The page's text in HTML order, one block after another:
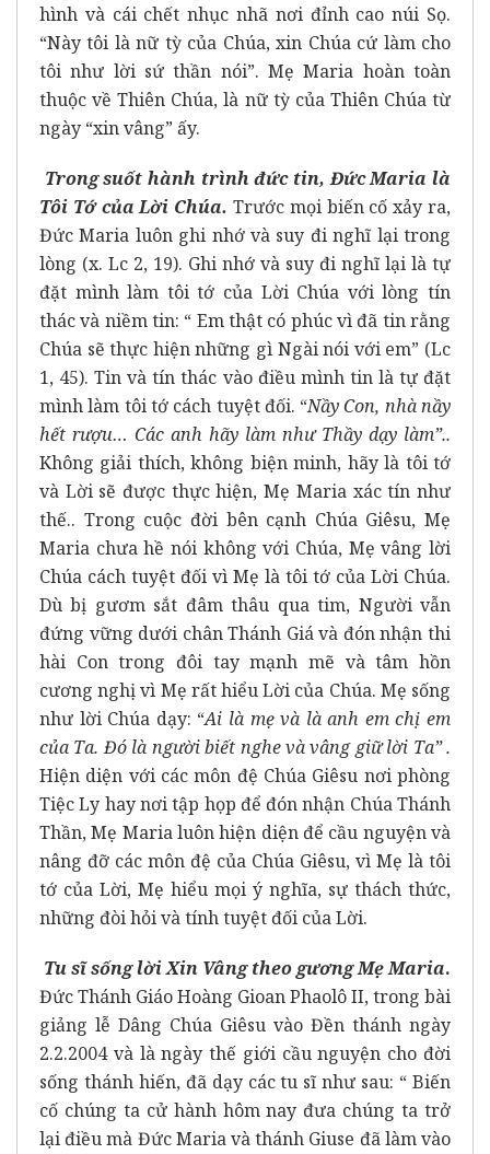
hình và cái chết nhục nhã nơi đỉnh cao núi Sọ.
“Này tôi là nữ tỳ của Chúa, xin Chúa cứ làm cho
tôi như lời sứ thần nói”. Mẹ Maria hoàn toàn
thuộc về Thiên Chúa, là nữ tỳ của Thiên Chúa từ
ngày “xin vâng” ấy.
Trong suốt hành trình đức tin, Đức Maria là
Tôi Tớ của Lời Chúa. Trước mọi biến cố xảy ra,
Đức Maria luôn ghi nhớ và suy đi nghĩ lại trong
lòng (x. Lc 2, 19). Ghi nhớ và suy đi nghĩ lại là tự
đặt mình làm tôi tớ của Lời Chúa với lòng tín
thác và niềm tin: “ Em thật có phúc vì đã tin rằng
Chúa sẽ thực hiện những gì Ngài nói với em” (Lc
1, 45). Tin và tín thác vào điều mình tin là tự đặt
mình làm tôi tớ cách tuyệt đối. “Nầy Con, nhà nầy
hết rượu… Các anh hãy làm như Thầy dạy làm”..
Không giải thích, không biện minh, hãy là tôi tớ
và Lời sẽ được thực hiện, Mẹ Maria xác tín như
thế.. Trong cuộc đời bên cạnh Chúa Giêsu, Mẹ
Maria chưa hề nói không với Chúa, Mẹ vâng lời
Chúa cách tuyệt đối vì Mẹ là tôi tớ của Lời Chúa.
Dù bị gươm sắt đâm thâu qua tim, Người vẫn
đứng vững dưới chân Thánh Giá và đón nhận thi
hài Con trong đôi tay mạnh mẽ và tâm hồn
cương nghị vì Mẹ rất hiểu Lời của Chúa. Mẹ sống
như lời Chúa dạy: “Ai là mẹ và là anh em chị em
của Ta. Đó là người biết nghe và vâng giữ lời Ta” .
Hiện diện với các môn đệ Chúa Giêsu nơi phòng
Tiệc Ly hay nơi tập họp để đón nhận Chúa Thánh
Thần, Mẹ Maria luôn hiện diện để cầu nguyện và
nâng đỡ các môn đệ của Chúa Giêsu, vì Mẹ là tôi
tớ của Lời, Mẹ hiểu mọi ý nghĩa, sự thách thức,
những đòi hỏi và tính tuyệt đối của Lời.
Tu sĩ sống lời Xin Vâng theo gương Mẹ Maria.
Đức Thánh Giáo Hoàng Gioan Phaolô II, trong bài
giảng lễ Dâng Chúa Giêsu vào Đền thánh ngày
2.2.2004 và là ngày thế giới cầu nguyện cho đời
sống thánh hiến, đã dạy các tu sĩ như sau: “ Biến
cố chúng ta cử hành hôm nay đưa chúng ta trở
lại điều mà Đức Maria và thánh Giuse đã làm vào